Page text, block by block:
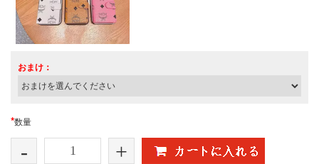
おまけ：
*数量
- +